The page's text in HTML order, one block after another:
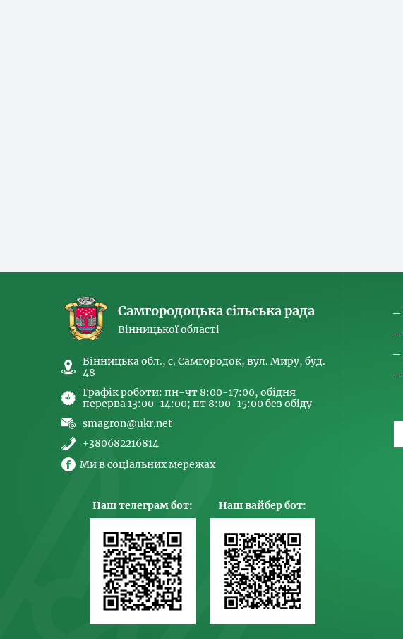
Самгородоцька сільська рада
Вінницької області
Вінницька обл., с. Самгородок, вул. Миру, буд.
48
Графік роботи: пн-чт 8:00-17:00, обідня
перерва 13:00-14:00; пт 8:00-15:00 без обіду
smagron@ukr.net
+380682216814
Ми в соціальних мережах
Наш телеграм бот: Наш вайбер бот: